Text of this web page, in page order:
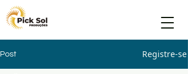
Post Registre-se